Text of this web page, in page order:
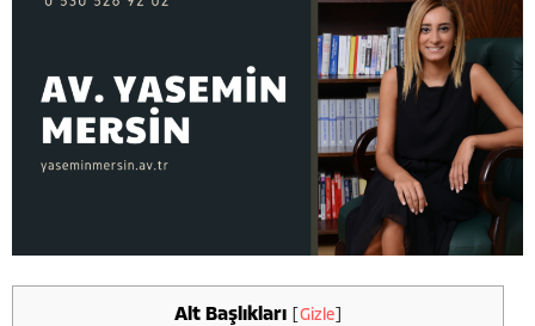
Alt Başlıkları Gizle]